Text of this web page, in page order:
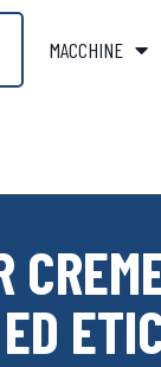
MACCHINE